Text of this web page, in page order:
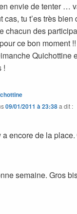
envie de tenter …
cas, tu t’es très
chacun des
ce bon moment !!
Quichottine
!
09/01/2011 à 23:38a dit :
encore de la place.
semaine. Gros